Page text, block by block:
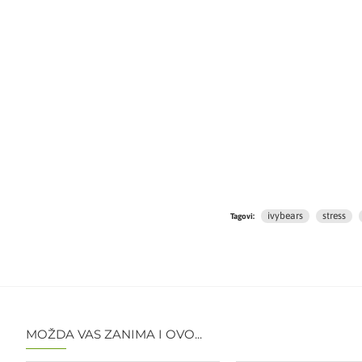
Tagovi: ivybears stress
MOŽDA VAS ZANIMA I OVO...